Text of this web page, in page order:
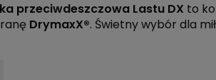
przeciwdeszczowa Lastu DX to
DrymaxX®. Świetny wybór dla